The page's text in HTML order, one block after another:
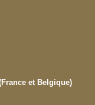
et Belgique)